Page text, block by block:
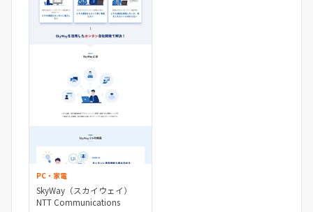
PC・家電
SkyWay（スカイウェイ）
NTT Communications